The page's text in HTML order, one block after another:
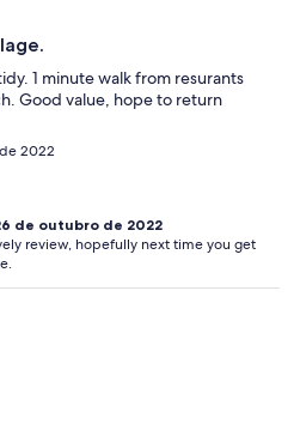
1 minute walk from resurants
Good value, hope to return
2022
de outubro de 2022
review, hopefully next time you get